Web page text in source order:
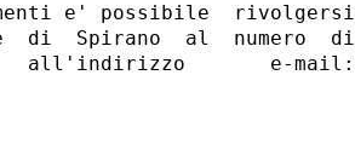
e' possibile  rivolgersi
di  Spirano  al  numero  di
all'indirizzo       e-mail: